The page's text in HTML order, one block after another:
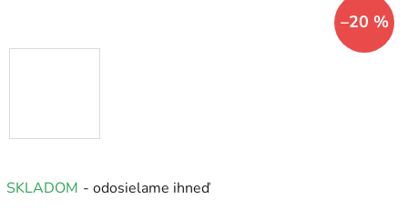
SKLADOM - odosielame ihneď
–20 %